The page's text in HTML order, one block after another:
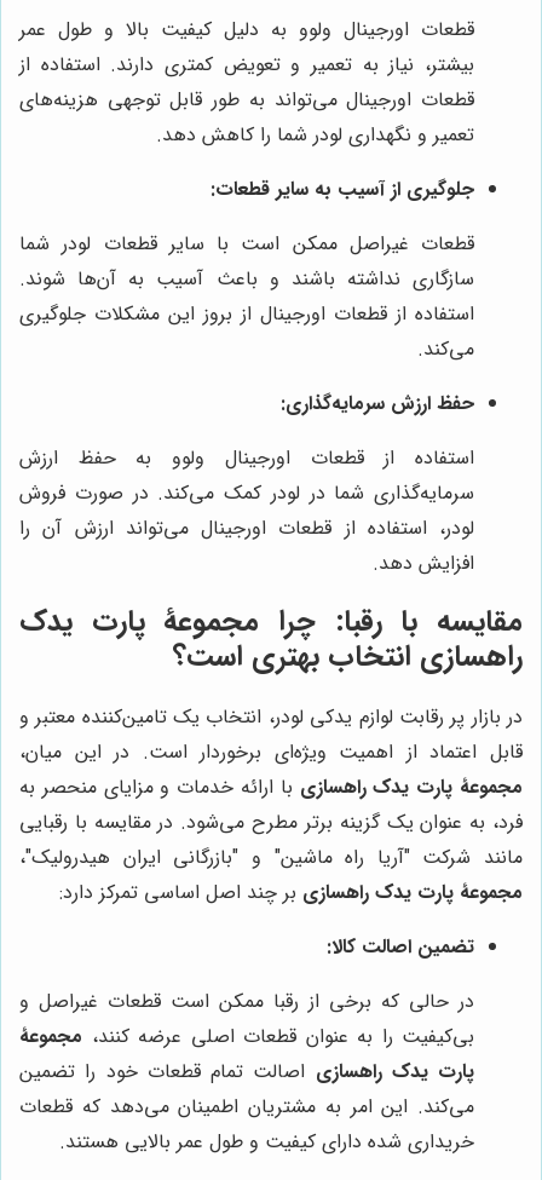
قطعات اورجینال ولوو به دلیل کیفیت بالا و طول عمر
بیشتر، نیاز به تعمیر و تعویض کمتری دارند. استفاده از
قطعات اورجینال می‌تواند به طور قابل توجهی هزینه‌های
تعمیر و نگهداری لودر شما را کاهش دهد.
جلوگیری از آسیب به سایر قطعات:
قطعات غیراصل ممکن است با سایر قطعات لودر شما
سازگاری نداشته باشند و باعث آسیب به آن‌ها شوند.
استفاده از قطعات اورجینال از بروز این مشکلات جلوگیری
می‌کند.
حفظ ارزش سرمایه‌گذاری:
استفاده از قطعات اورجینال ولوو به حفظ ارزش
سرمایه‌گذاری شما در لودر کمک می‌کند. در صورت فروش
لودر، استفاده از قطعات اورجینال می‌تواند ارزش آن را
افزایش دهد.
مقایسه با رقبا: چرا مجموعۀ پارت یدک
راهسازی انتخاب بهتری است؟
در بازار پر رقابت لوازم یدکی لودر، انتخاب یک تامین‌کننده معتبر و
قابل اعتماد از اهمیت ویژه‌ای برخوردار است. در این میان،
مجموعۀ پارت یدک راهسازی با ارائه خدمات و مزایای منحصر به
فرد، به عنوان یک گزینه برتر مطرح می‌شود. در مقایسه با رقبایی
مانند شرکت "آریا راه ماشین" و "بازرگانی ایران هیدرولیک"،
مجموعۀ پارت یدک راهسازی بر چند اصل اساسی تمرکز دارد:
تضمین اصالت کالا:
در حالی که برخی از رقبا ممکن است قطعات غیراصل و
بی‌کیفیت را به عنوان قطعات اصلی عرضه کنند، مجموعۀ
پارت یدک راهسازی اصالت تمام قطعات خود را تضمین
می‌کند. این امر به مشتریان اطمینان می‌دهد که قطعات
خریداری شده دارای کیفیت و طول عمر بالایی هستند.